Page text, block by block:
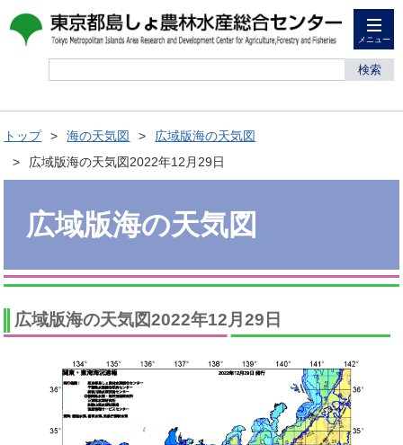
メニュー
検索
トップ 海の天気図
広域版海の天気図
広域版海の天気図2022年12月29日
広域版海の天気図
広域版海の天気図2022年12月29日